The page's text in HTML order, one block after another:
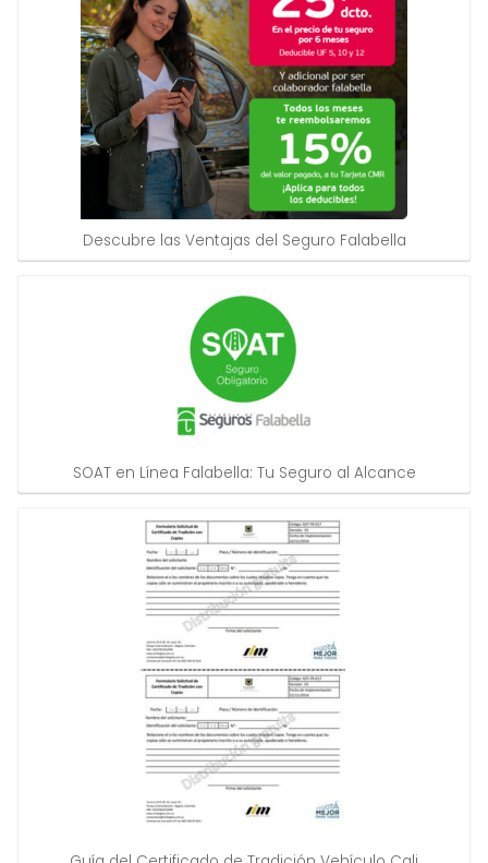
Descubre las Ventajas del Seguro Falabella
SOAT en Línea Falabella: Tu Seguro al Alcance